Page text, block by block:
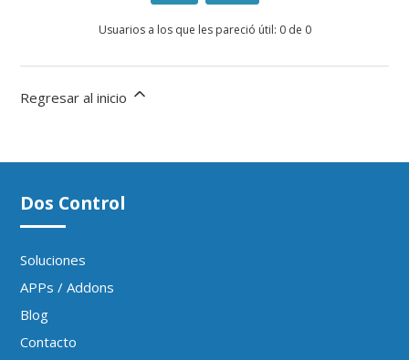
Usuarios a los que les pareció útil: 0 de 0
Regresar al inicio
Dos Control
Soluciones
APPs / Addons
Blog
Contacto